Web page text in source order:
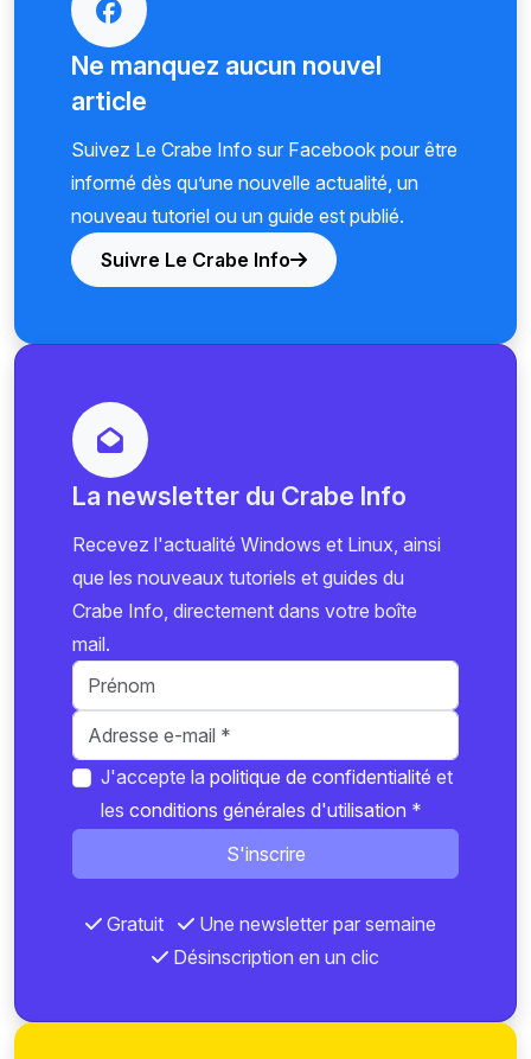
Ne manquez aucun nouvel
article
Suivez Le Crabe Info sur Facebook pour être
informé dès qu’une nouvelle actualité, un
nouveau tutoriel ou un guide est publié.
Suivre Le Crabe Info
La newsletter du Crabe Info
Recevez l'actualité Windows et Linux, ainsi
que les nouveaux tutoriels et guides du
Crabe Info, directement dans votre boîte
mail.
J'accepte la politique de confidentialité et
les conditions générales d'utilisation *
S'inscrire
Gratuit
Une newsletter par semaine
Désinscription en un clic